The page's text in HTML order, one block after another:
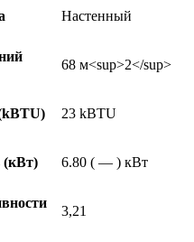
Настенный
68 м<sup>2</sup>
23 kBTU
(кВт) 6.80 ( — ) кВт
3,21